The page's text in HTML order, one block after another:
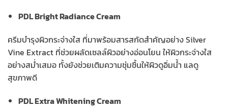
PDL Bright Radiance Cream
ครีมบำรุงผิวกระจ่างใส ที่มาพร้อมสารสกัดสำคัญอย่าง Silver
Vine Extract ที่ช่วยผลัดเซลล์ผิวอย่างอ่อนโยน ให้ผิวกระจ่างใส
อย่างสม่ำเสมอ ทั้งยังช่วยเติมความชุ่มชื้นให้ผิวดูอิ่มน้ำ แลดู
สุขภาพดี
PDL Extra Whitening Cream